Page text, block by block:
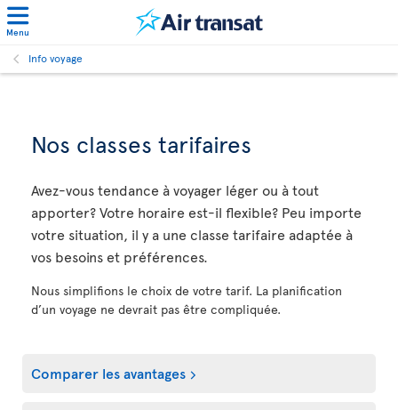
Menu
Info voyage
Nos classes tarifaires
Avez-vous tendance à voyager léger ou à tout
apporter? Votre horaire est-il flexible? Peu importe
votre situation, il y a une classe tarifaire adaptée à
vos besoins et préférences.
Nous simplifions le choix de votre tarif. La planification
d’un voyage ne devrait pas être compliquée.
Comparer les avantages